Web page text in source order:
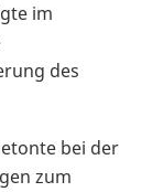
im
des
bei der
zum